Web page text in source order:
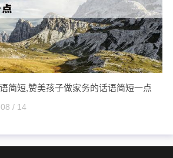
简短,赞美孩子做家务的话语简短一点
/ 14